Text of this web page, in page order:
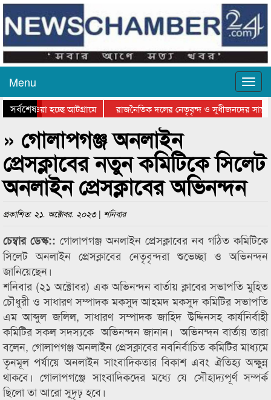
Menu
সর্বশেষ
যাওয়া হচ্ছে আটগ্রামে
রাজনৈতিক দলের নেতৃবৃন্দ ও সুধীজনদের সাথে
সিলেটে বাংলাদেশ গ্রুপ থিয়েটার
» গোলাপগঞ্জ অনলাইন
প্রেসক্লাবের নতুন কমিটিকে সিলেট
অনলাইন প্রেসক্লাবের অভিনন্দন
প্রকাশিত: ২১. অক্টোবর. ২০২৩ | শনিবার
চেম্বার ডেস্ক:: গোলাপগঞ্জ অনলাইন প্রেসক্লাবের নব গঠিত কমিটিকে
সিলেট অনলাইন প্রেসক্লাবের নেতৃবৃন্দরা শুভেচ্ছা ও অভিনন্দন
জানিয়েছেন।
শনিবার (২১ অক্টোবর) এক অভিনন্দন বার্তায় ক্লাবের সভাপতি মুহিত
চৌধুরী ও সাধারণ সম্পাদক মকসুদ আহমদ মকসুদ কমিটির সভাপতি
এম আব্দুল জলিল, সাধারণ সম্পাদক জাহিদ উদ্দিনসহ কার্যনির্বাহী
কমিটির সকল সদস্যকে অভিনন্দন জানান। অভিনন্দন বার্তায় তারা
বলেন, গোলাপগঞ্জ অনলাইন প্রেসক্লাবের নবনির্বাচিত কমিটির মাধ্যমে
তৃনমূল পর্যায়ে অনলাইন সাংবাদিকতার বিকাশ এবং ঐতিহ্য অক্ষুন্ন
থাকবে। গোলাপগঞ্জে সাংবাদিকদের মধ্যে যে সৌহাদ্যপূর্ণ সম্পর্ক
ছিলো তা আরো সুদৃঢ় হবে।